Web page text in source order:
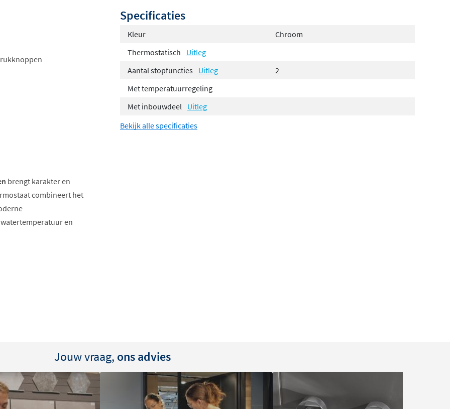
brengt karakter en
combineert het
en
de watertemperatuur
wordt gebruikt. De
in huis zijn. Je
Specificaties
Kleur
Chroom
Thermostatisch
Uitleg
Aantal stopfuncties Uitleg
2
Met temperatuurregeling
Met inbouwdeel Uitleg
Bekijk alle specificaties
Jouw vraag, ons advies